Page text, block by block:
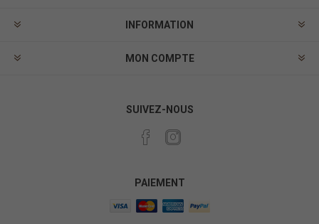
INFORMATION
MON COMPTE
SUIVEZ-NOUS
PAIEMENT